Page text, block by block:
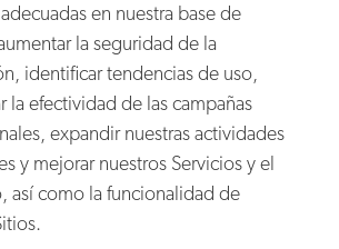
en nuestra base de
la seguridad de la
identificar tendencias de uso,
la efectividad de las campañas
expandir nuestras actividades
y mejorar nuestros Servicios y el
así como la funcionalidad de